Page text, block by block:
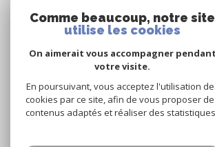
Nos honoraires
Cookies
Comme beaucoup, notre site
utilise les cookies
On aimerait vous accompagner pendant
votre visite.
En poursuivant, vous acceptez l'utilisation
cookies par ce site, afin de vous proposer
contenus adaptés et réaliser des